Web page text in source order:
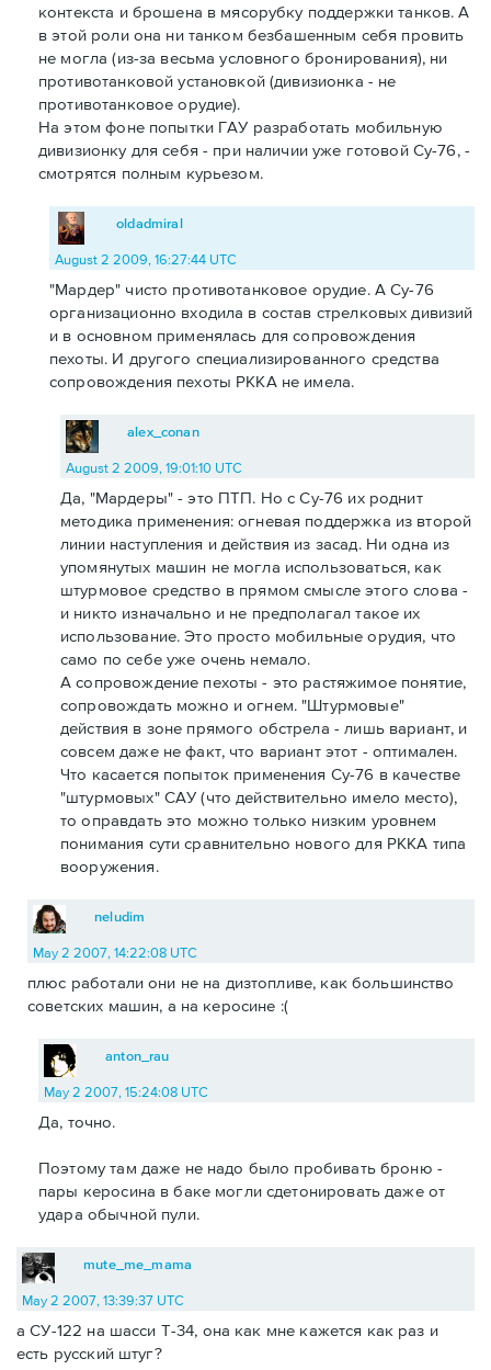
контекста и брошена в мясорубку поддержки танков. А
в этой роли она ни танком безбашенным себя провить
не могла (из-за весьма условного бронирования), ни
противотанковой установкой (дивизионка - не
противотанковое орудие).
На этом фоне попытки ГАУ разработать мобильную
дивизионку для себя - при наличии уже готовой Су-76, -
смотрятся полным курьезом.
oldadmiral
August 2 2009, 16:27:44 UTC
"Мардер" чисто противотанковое орудие. А Су-76
организационно входила в состав стрелковых дивизий
и в основном применялась для сопровождения
пехоты. И другого специализированного средства
сопровождения пехоты РККА не имела.
alex_conan
August 2 2009, 19:01:10 UTC
Да, "Мардеры" - это ПТП. Но с Су-76 их роднит
методика применения: огневая поддержка из второй
линии наступления и действия из засад. Ни одна из
упомянутых машин не могла использоваться, как
штурмовое средство в прямом смысле этого слова -
и никто изначально и не предполагал такое их
использование. Это просто мобильные орудия, что
само по себе уже очень немало.
А сопровождение пехоты - это растяжимое понятие,
сопровождать можно и огнем. "Штурмовые"
действия в зоне прямого обстрела - лишь вариант, и
совсем даже не факт, что вариант этот - оптимален.
Что касается попыток применения Су-76 в качестве
"штурмовых" САУ (что действительно имело место),
то оправдать это можно только низким уровнем
понимания сути сравнительно нового для РККА типа
вооружения.
neludim
May 2 2007, 14:22:08 UTC
плюс работали они не на дизтопливе, как большинство
советских машин, а на керосине :(
anton_rau
May 2 2007, 15:24:08 UTC
Да, точно.
Поэтому там даже не надо было пробивать броню -
пары керосина в баке могли сдетонировать даже от
удара обычной пули.
mute_me_mama
May 2 2007, 13:39:37 UTC
а СУ-122 на шасси Т-34, она как мне кажется как раз и
есть русский штуг?